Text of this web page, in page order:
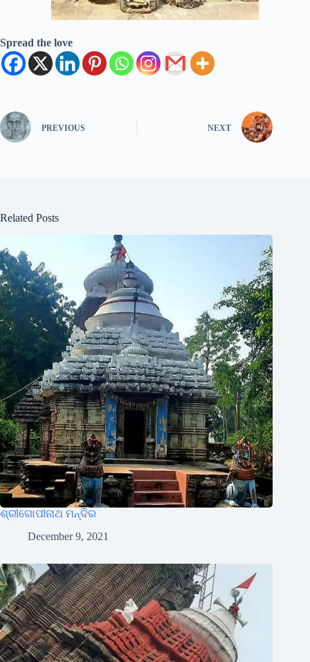
Spread the love
PREVIOUS NEXT
Related Posts
ଶ୍ରୀଗୋପୀନାଥ ମନ୍ଦିର
December 9, 2021